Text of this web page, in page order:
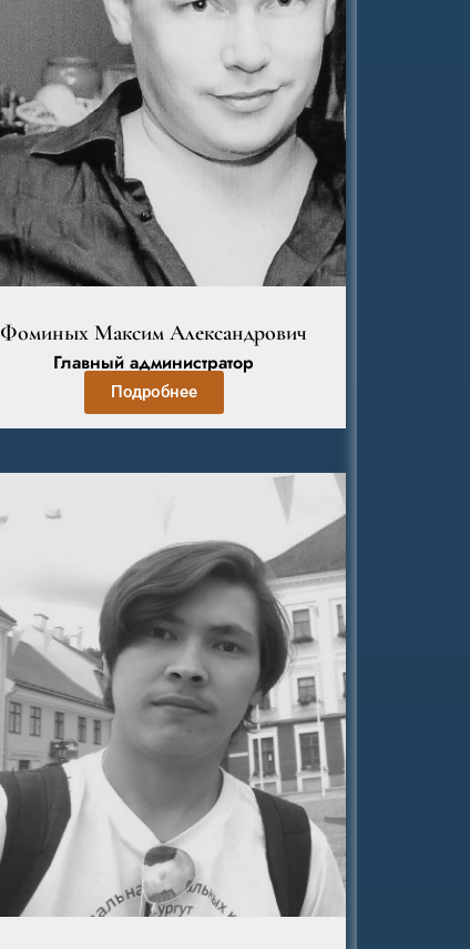
Фоминых Максим Александрович
Главный администратор
Подробнее